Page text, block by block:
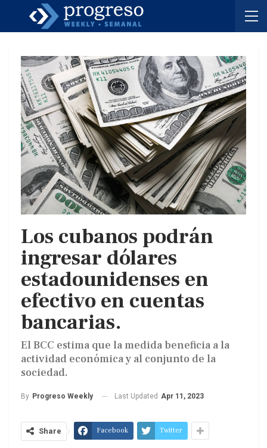
Los cubanos podrán
ingresar dólares
estadounidenses en
efectivo en cuentas
bancarias.
El BCC estima que la medida beneficia a la
actividad económica y al conjunto de la
sociedad.
By Progreso Weekly Last Updated Apr 11, 2023
Share Facebook Twitter